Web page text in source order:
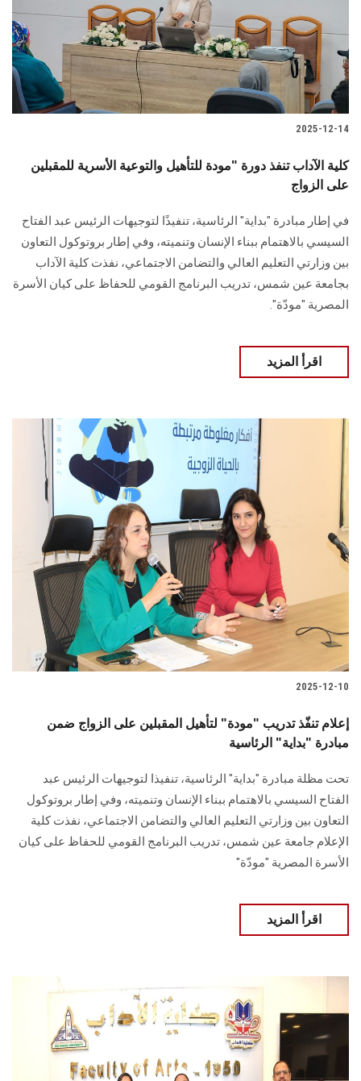
هيئة التدريس
الدراسات العليا
الزائـرون
سجل الان
2025-12-14
كلية الآداب تنفذ دورة "مودة للتأهيل والتوعية الأسرية للمقبلين
على الزواج
في إطار مبادرة "بداية" الرئاسية، تنفيذًا لتوجيهات الرئيس عبد الفتاح
السيسي بالاهتمام ببناء الإنسان وتنميته، وفي إطار بروتوكول التعاون
بين وزارتي التعليم العالي والتضامن الاجتماعي، نفذت كلية الآداب
بجامعة عين شمس، تدريب البرنامج القومي للحفاظ على كيان الأسرة
المصرية "مودّة".
اقرأ المزيد
2025-12-10
إعلام تنفّذ تدريب "مودة" لتأهيل المقبلين على الزواج ضمن
مبادرة "بداية" الرئاسية
تحت مظلة مبادرة "بداية" الرئاسية، تنفيذا لتوجيهات الرئيس عبد
الفتاح السيسي بالاهتمام ببناء الإنسان وتنميته، وفي إطار بروتوكول
التعاون بين وزارتي التعليم العالي والتضامن الاجتماعي، نفذت كلية
الإعلام جامعة عين شمس، تدريب البرنامج القومي للحفاظ على كيان
الأسرة المصرية "مودّة"
اقرأ المزيد